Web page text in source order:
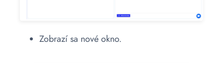
Zobrazí sa nové okno.